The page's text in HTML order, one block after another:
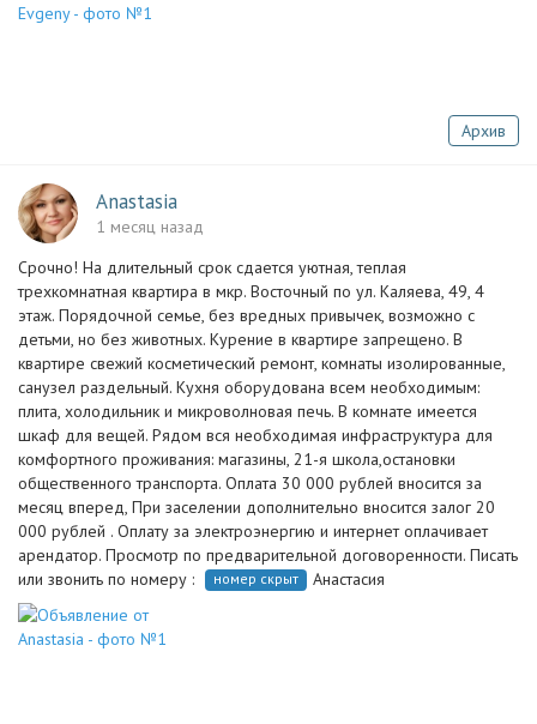
Архив
Anastasia
1 месяц назад
Срочно! На длительный срок сдается уютная, теплая
трехкомнатная квартира в мкр. Восточный по ул. Каляева, 49, 4
этаж. Порядочной семье, без вредных привычек, возможно с
детьми, но без животных. Курение в квартире запрещено. В
квартире свежий косметический ремонт, комнаты изолированные,
санузел раздельный. Кухня оборудована всем необходимым:
плита, холодильник и микроволновая печь. В комнате имеется
шкаф для вещей. Рядом вся необходимая инфраструктура для
комфортного проживания: магазины, 21-я школа,остановки
общественного транспорта. Оплата 30 000 рублей вносится за
месяц вперед, При заселении дополнительно вносится залог 20
000 рублей . Оплату за электроэнергию и интернет оплачивает
арендатор. Просмотр по предварительной договоренности. Писать
или звонить по номеру :
номер скрыт Анастасия